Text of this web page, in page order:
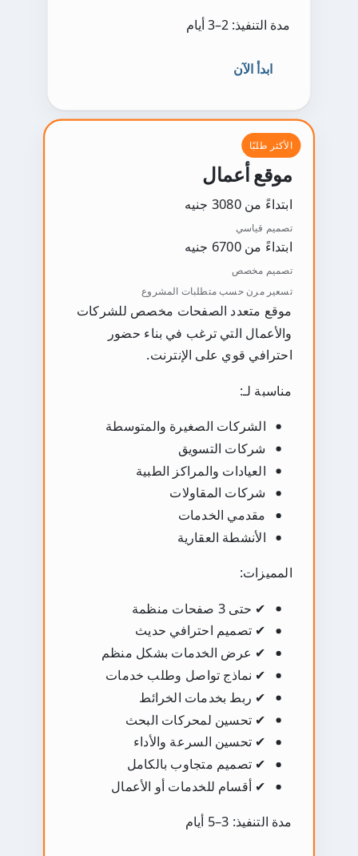
مدة التنفيذ: 2–3 أيام
ابدأ الآن
الأكثر طلبًا
موقع أعمال
ابتداءً من 3080 جنيه
تصميم قياسي
ابتداءً من 6700 جنيه
تصميم مخصص
تسعير مرن حسب متطلبات المشروع
موقع متعدد الصفحات مخصص للشركات
والأعمال التي ترغب في بناء حضور
احترافي قوي على الإنترنت.
مناسبة لـ:
الشركات الصغيرة والمتوسطة
شركات التسويق
العيادات والمراكز الطبية
شركات المقاولات
مقدمي الخدمات
الأنشطة العقارية
المميزات:
✔ حتى 3 صفحات منظمة
✔ تصميم احترافي حديث
✔ عرض الخدمات بشكل منظم
✔ نماذج تواصل وطلب خدمات
✔ ربط بخدمات الخرائط
✔ تحسين لمحركات البحث
✔ تحسين السرعة والأداء
✔ تصميم متجاوب بالكامل
✔ أقسام للخدمات أو الأعمال
مدة التنفيذ: 3–5 أيام